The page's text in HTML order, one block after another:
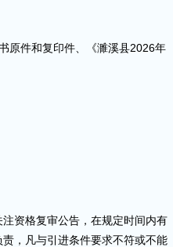
原件和复印件、《濉溪县2026年
资格复审公告，在规定时间内有
，凡与引进条件要求不符或不能